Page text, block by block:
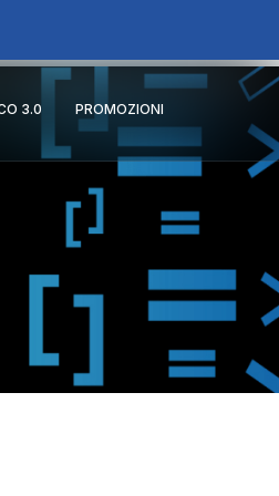
3.0 PROMOZIONI